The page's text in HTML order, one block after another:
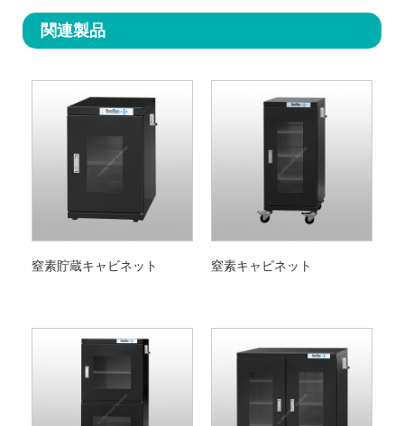
関連製品
窒素貯蔵キャビネット 窒素キャビネット